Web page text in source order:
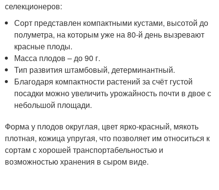
селекционеров:
Сорт представлен компактными кустами, высотой до
полуметра, на которым уже на 80-й день вызревают
красные плоды.
Масса плодов – до 90 г.
Тип развития штамбовый, детерминантный.
Благодаря компактности растений за счёт густой
посадки можно увеличить урожайность почти в двое с
небольшой площади.
Форма у плодов округлая, цвет ярко-красный, мякоть
плотная, кожица упругая, что позволяет им относиться к
сортам с хорошей транспортабельностью и
возможностью хранения в сыром виде.